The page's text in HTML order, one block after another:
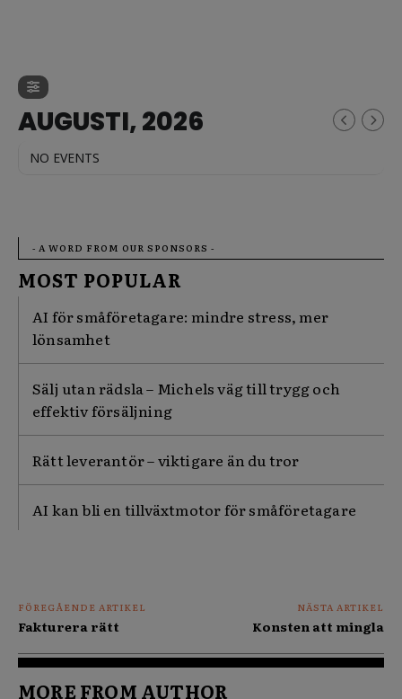
AUGUSTI, 2026
NO EVENTS
- A WORD FROM OUR SPONSORS -
MOST POPULAR
AI för småföretagare: mindre stress, mer
lönsamhet
Sälj utan rädsla – Michels väg till trygg och
effektiv försäljning
Rätt leverantör – viktigare än du tror
AI kan bli en tillväxtmotor för småföretagare
FÖREGÅENDE ARTIKEL
Fakturera rätt
NÄSTA ARTIKEL
Konsten att mingla
MORE FROM AUTHOR